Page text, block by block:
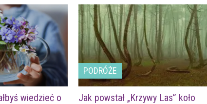
wiedzieć o
PODRÓŻE
Jak powstał „Krzywy Las” koło